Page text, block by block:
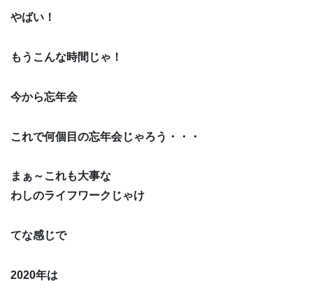
やばい！
もうこんな時間じゃ！
今から忘年会
これで何個目の忘年会じゃろう・・・
まぁ～これも大事な
わしのライフワークじゃけ
てな感じで
2020年は